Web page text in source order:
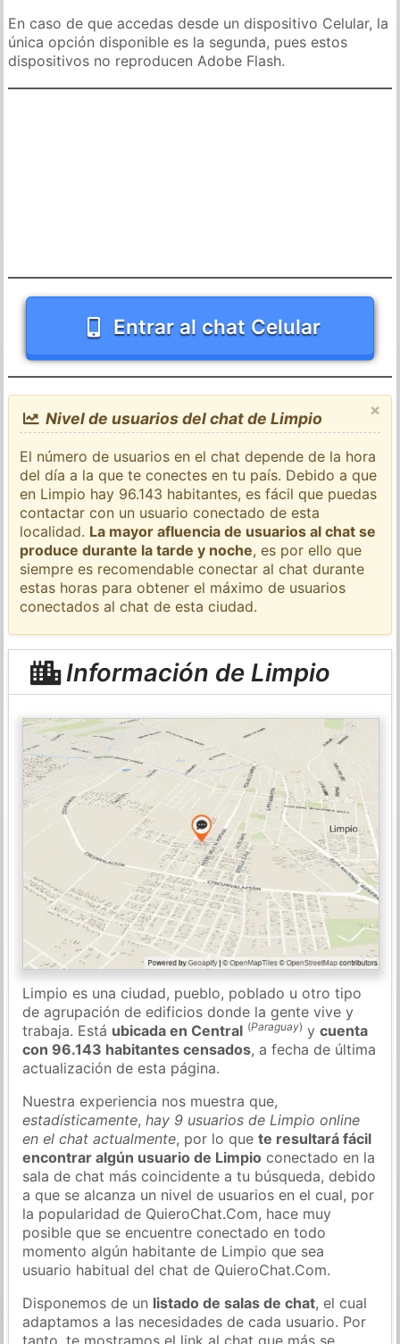
En caso de que accedas desde un dispositivo Celular, la
única opción disponible es la segunda, pues estos
dispositivos no reproducen Adobe Flash.
Entrar al chat Celular
×
Nivel de usuarios del chat de Limpio
El número de usuarios en el chat depende de la hora
del día a la que te conectes en tu país. Debido a que
en Limpio hay 96.143 habitantes, es fácil que puedas
contactar con un usuario conectado de esta
localidad. La mayor afluencia de usuarios al chat se
produce durante la tarde y noche, es por ello que
siempre es recomendable conectar al chat durante
estas horas para obtener el máximo de usuarios
conectados al chat de esta ciudad.
Información de Limpio
Limpio es una ciudad, pueblo, poblado u otro tipo
de agrupación de edificios donde la gente vive y
trabaja. Está ubicada en Central (Paraguay) ycuenta
con 96.143 habitantes censados, a fecha de última
actualización de esta página.
Nuestra experiencia nos muestra que,
estadísticamente,hay 9 usuarios de Limpio online
en el chat actualmente, por lo quete resultará fácil
encontrar algún usuario de Limpio conectado en la
sala de chat más coincidente a tu búsqueda, debido
a que se alcanza un nivel de usuarios en el cual, por
la popularidad de QuieroChat.Com, hace muy
posible que se encuentre conectado en todo
momento algún habitante de Limpio que sea
usuario habitual del chat de QuieroChat.Com.
Disponemos de un listado de salas de chat, el cual
adaptamos a las necesidades de cada usuario. Por
tanto, te mostramos el link al chat que más se